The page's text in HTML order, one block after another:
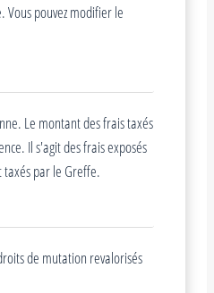
pouvez modifier le
Le montant des frais taxés
Il s'agit des frais exposés
par le Greffe.
de mutation revalorisés